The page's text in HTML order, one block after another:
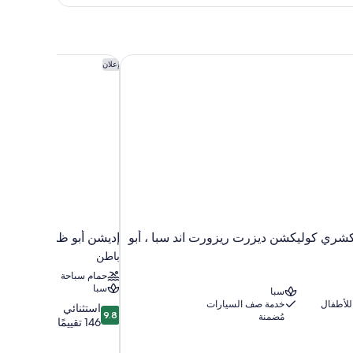
الوثبة، إيه لاكشري كوليكشن ديزرت ريزورت اند سبا ، أبو
سبا
خدمة صف السيارات
مُضمنة
لاكشري كوليكشن ديزرت ريزورت اند سبا ، أبو ظبي
إعلان
إديشن أبو ظبي
باطن
حمام سباحة
سبا
9.8
من
9.8 استثنائي
146 تقييمًا
إديشن أبو ظبي